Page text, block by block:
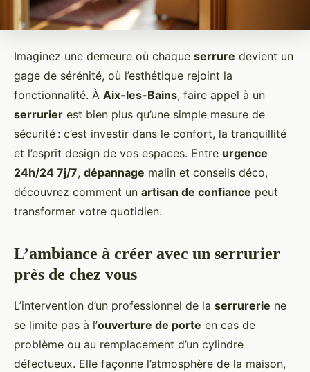
Imaginez une demeure où chaque serrure devient un
gage de sérénité, où l’esthétique rejoint la
fonctionnalité. À Aix-les-Bains, faire appel à un
serrurier est bien plus qu’une simple mesure de
sécurité : c’est investir dans le confort, la tranquillité
et l’esprit design de vos espaces. Entre urgence
24h/24 7j/7, dépannage malin et conseils déco,
découvrez comment un artisan de confiance peut
transformer votre quotidien.
L’ambiance à créer avec un serrurier
près de chez vous
L’intervention d’un professionnel de la serrurerie ne
se limite pas à l’ouverture de porte en cas de
problème ou au remplacement d’un cylindre
défectueux. Elle façonne l’atmosphère de la maison,